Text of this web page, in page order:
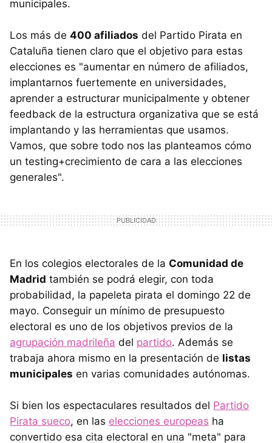
municipales.
Los más de 400 afiliados del Partido Pirata en
Cataluña tienen claro que el objetivo para estas
elecciones es "aumentar en número de afiliados,
implantarnos fuertemente en universidades,
aprender a estructurar municipalmente y obtener
feedback de la estructura organizativa que se está
implantando y las herramientas que usamos.
Vamos, que sobre todo nos las planteamos cómo
un testing+crecimiento de cara a las elecciones
generales".
En los colegios electorales de la Comunidad de
Madrid también se podrá elegir, con toda
probabilidad, la papeleta pirata el domingo 22 de
mayo. Conseguir un mínimo de presupuesto
electoral es uno de los objetivos previos de la
agrupación madrileña del partido. Además se
trabaja ahora mismo en la presentación de listas
municipales en varias comunidades autónomas.
Si bien los espectaculares resultados del Partido
Pirata sueco, en las elecciones europeas ha
convertido esa cita electoral en una "meta" para